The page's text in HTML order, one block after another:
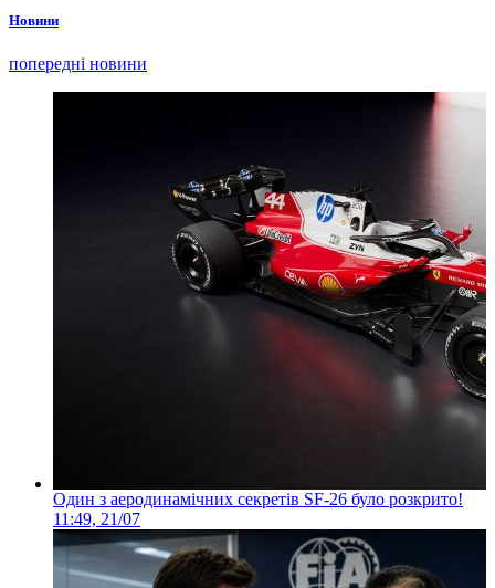
Новини
попередні новини
Один з аеродинамічних секретів SF-26 було розкрито!
11:49, 21/07